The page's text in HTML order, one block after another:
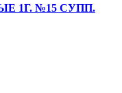
1Г. №15 СУПП.